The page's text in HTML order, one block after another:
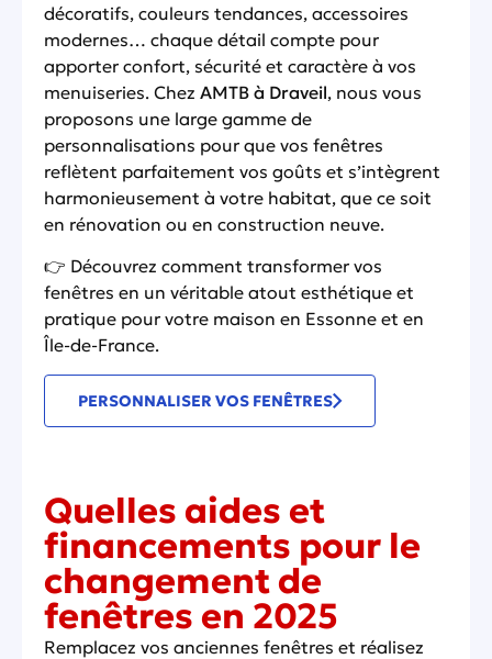
décoratifs, couleurs tendances, accessoires
modernes… chaque détail compte pour
apporter confort, sécurité et caractère à vos
menuiseries. Chez AMTB à Draveil, nous vous
proposons une large gamme de
personnalisations pour que vos fenêtres
reflètent parfaitement vos goûts et s’intègrent
harmonieusement à votre habitat, que ce soit
en rénovation ou en construction neuve.
👉 Découvrez comment transformer vos
fenêtres en un véritable atout esthétique et
pratique pour votre maison en Essonne et en
Île-de-France.
PERSONNALISER VOS FENÊTRES
Quelles aides et
financements pour le
changement de
fenêtres en 2025
Remplacez vos anciennes fenêtres et réalisez